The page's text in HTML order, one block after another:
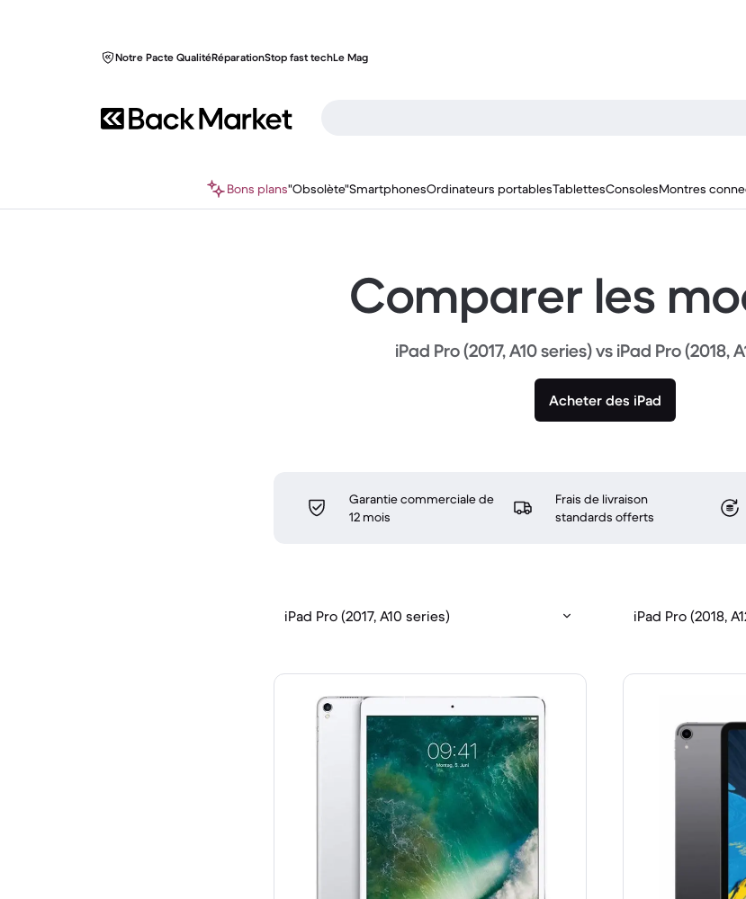
Notre Pacte QualitéRéparationStop fast techLe Mag
Bons plans"Obsolète"SmartphonesOrdinateurs portablesTablettesConsolesMontres
Comparer les
iPad Pro (2017, A10 series) vs iPad Pro (2018,
Acheter des iPad
Garantie commerciale de
12 mois
Frais de livraison
standards offerts
iPad Pro (2017, A10 series) iPad Pro (2018,